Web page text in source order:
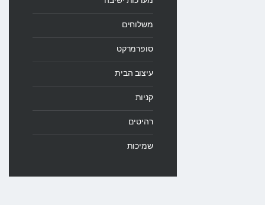
משלוחים
סופרמרקט
עיצוב הבית
קניות
רהיטים
שמיכות